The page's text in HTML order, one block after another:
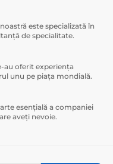
este specializată în
de specialitate.
au oferit experiența
unu pe piața mondială.
esențială a companiei
aveți nevoie.